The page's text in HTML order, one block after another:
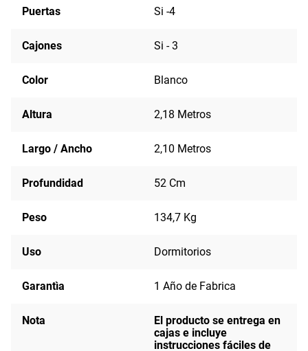
Puertas Si -4
Cajones Si - 3
Color Blanco
Altura 2,18 Metros
Largo / Ancho 2,10 Metros
Profundidad 52 Cm
Peso 134,7 Kg
Uso Dormitorios
Garantìa 1 Año de Fabrica
Nota
El producto se entrega en
cajas e incluye
instrucciones fáciles de